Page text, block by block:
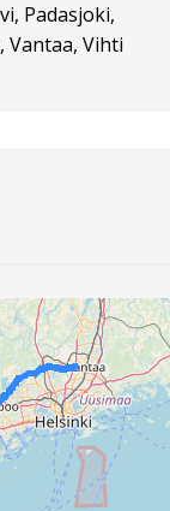
Padasjoki,
Vantaa, Vihti